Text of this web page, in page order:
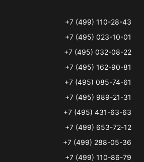
+7 (499) 110-28-43
+7 (495) 023-10-01
+7 (495) 032-08-22
+7 (495) 162-90-81
+7 (495) 085-74-61
+7 (495) 989-21-31
+7 (495) 431-63-63
+7 (499) 653-72-12
+7 (499) 288-05-36
+7 (499) 110-86-79